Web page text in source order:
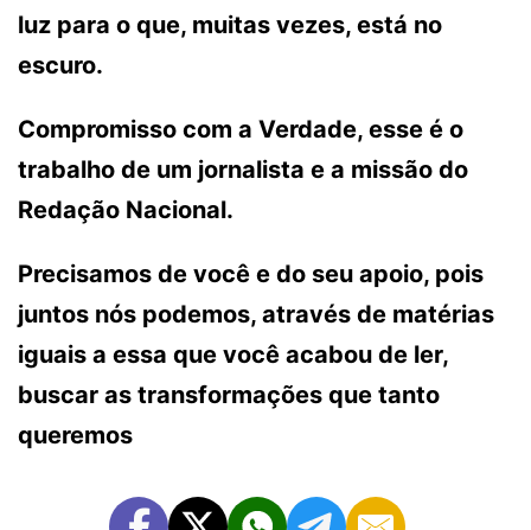
luz para o que, muitas vezes, está no
escuro.
Compromisso com a Verdade, esse é o
trabalho de um jornalista e a missão do
Redação Nacional.
Precisamos de você e do seu apoio, pois
juntos nós podemos, através de matérias
iguais a essa que você acabou de ler,
buscar as transformações que tanto
queremos